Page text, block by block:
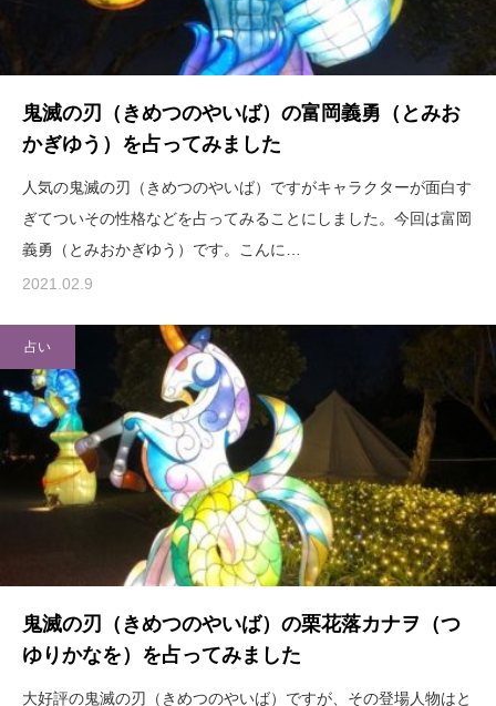
鬼滅の刃（きめつのやいば）の富岡義勇（とみお
かぎゆう）を占ってみました
人気の鬼滅の刃（きめつのやいば）ですがキャラクターが面白す
ぎてついその性格などを占ってみることにしました。今回は富岡
義勇（とみおかぎゆう）です。こんに…
2021.02.9
占い
鬼滅の刃（きめつのやいば）の栗花落カナヲ（つ
ゆりかなを）を占ってみました
大好評の鬼滅の刃（きめつのやいば）ですが、その登場人物はと